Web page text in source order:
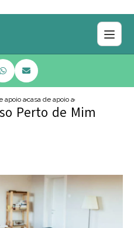
apoio ao idosocasa de apoio ao idoso perto de
Perto de Mim